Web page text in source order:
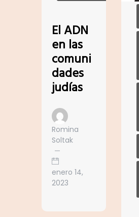
El ADN
en las
comuni
dades
judías
Romina
Soltak
enero 14,
2023